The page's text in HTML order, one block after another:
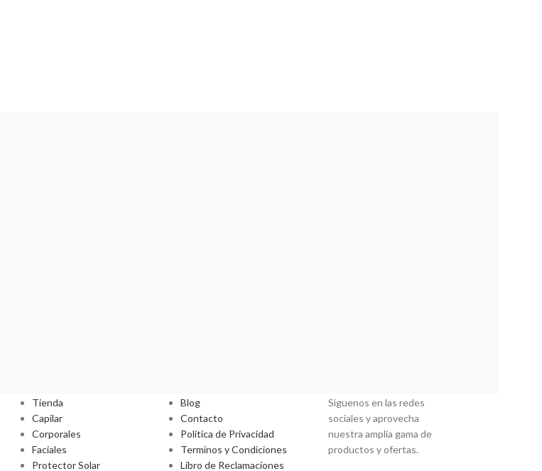
Tienda
Capilar
Corporales
Faciales
Protector Solar
Blog
Contacto
Política de Privacidad
Terminos y Condiciones
Libro de Reclamaciones
Síguenos en las redes
sociales y aprovecha
nuestra amplia gama de
productos y ofertas.